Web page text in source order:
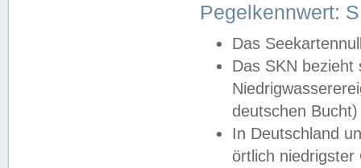
Pegelkennwert:
Das
Das SKN
deutschen
In Deutschland
örtlich